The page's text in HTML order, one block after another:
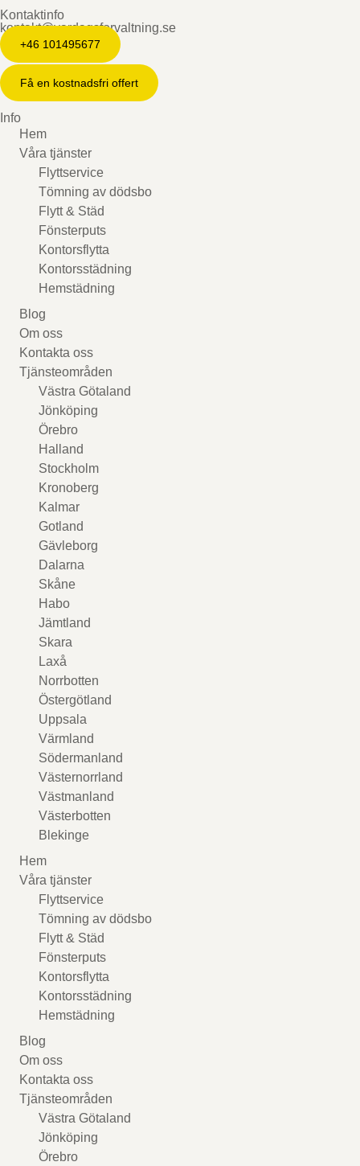
Kontaktinfo
kontakt@vardagsforvaltning.se
+46 101495677
Få en kostnadsfri offert
Info
Hem
Våra tjänster
Flyttservice
Tömning av dödsbo
Flytt & Städ
Fönsterputs
Kontorsflytta
Kontorsstädning
Hemstädning
Blog
Om oss
Kontakta oss
Tjänsteområden
Västra Götaland
Jönköping
Örebro
Halland
Stockholm
Kronoberg
Kalmar
Gotland
Gävleborg
Dalarna
Skåne
Habo
Jämtland
Skara
Laxå
Norrbotten
Östergötland
Uppsala
Värmland
Södermanland
Västernorrland
Västmanland
Västerbotten
Blekinge
Hem
Våra tjänster
Flyttservice
Tömning av dödsbo
Flytt & Städ
Fönsterputs
Kontorsflytta
Kontorsstädning
Hemstädning
Blog
Om oss
Kontakta oss
Tjänsteområden
Västra Götaland
Jönköping
Örebro